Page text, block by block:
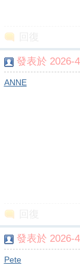
發表於 2026-
ANNE
發表於 2026-
Pete